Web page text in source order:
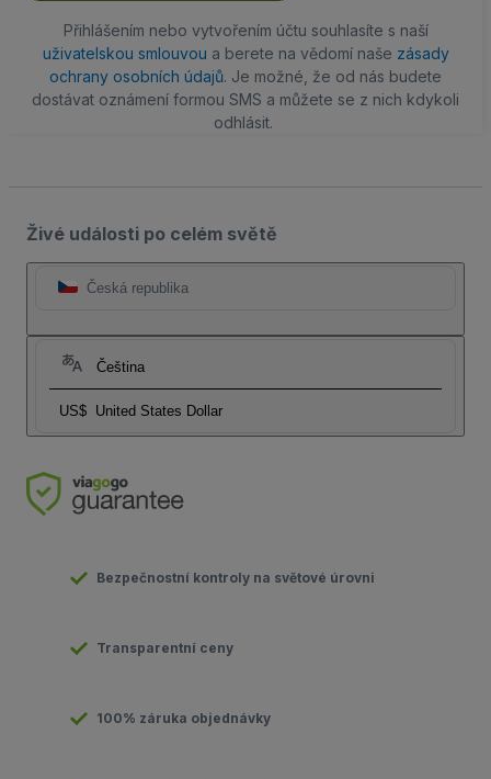
Přihlášením nebo vytvořením účtu souhlasíte s naší
uživatelskou smlouvou a berete na vědomí naše zásady
ochrany osobních údajů. Je možné, že od nás budete
dostávat oznámení formou SMS a můžete se z nich kdykoli
odhlásit.
Živé události po celém světě
Česká republika
Čeština
US$ United States Dollar
Bezpečnostní kontroly na světové úrovni
Transparentní ceny
100% záruka objednávky